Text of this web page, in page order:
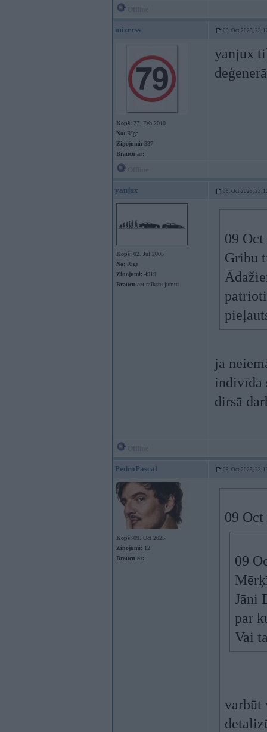
mizerss 09. Oct 2025,
Kopš: 27. Feb 2010
No: Rīga
Ziņojumi: 837
Braucu ar:
yanjux
yanjux 09. Oct 2025,
Kopš: 02. Jul 2005
No: Rīga
Ziņojumi: 4919
Braucu ar: mīkstu jumtu
09
Gribu
ja
indivīda
dirsā
PedroPascal 09. Oct 2025,
Kopš: 09. Oct 2025
Ziņojumi: 12
Braucu ar:
09
09
Jāni
par
Vai
varbūt